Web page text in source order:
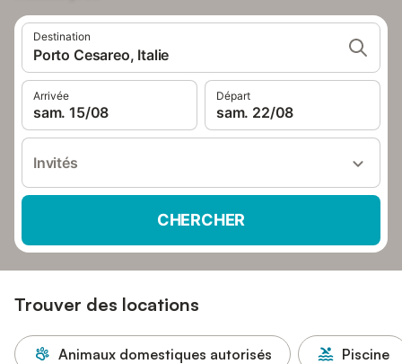
Destination
Porto Cesareo, Italie
Arrivée
sam. 15/08
Départ
sam. 22/08
Invités
CHERCHER
Trouver des locations
Animaux domestiques autorisés Piscine